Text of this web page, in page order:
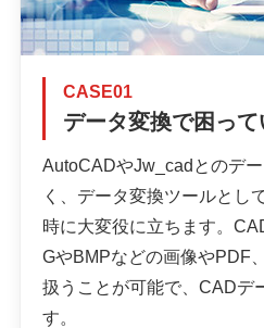
CASE01
データ変換で困っ
AutoCADやJw_cadとのデ
く、データ変換ツールとし
時に大変役に立ちます。
GやBMPなどの画像やPDF
扱うことが可能で、CADデ
す。